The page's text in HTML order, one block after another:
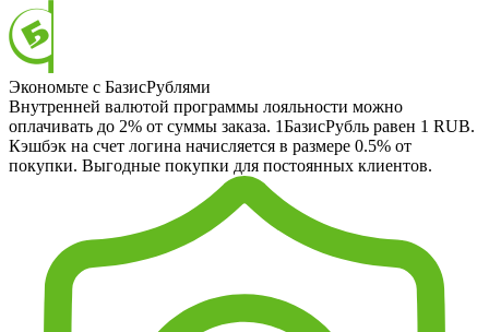
Экономьте с БазисРублями
Внутренней валютой программы лояльности можно
оплачивать до 2% от суммы заказа. 1БазисРубль равен 1 RUB.
Кэшбэк на счет логина начисляется в размере 0.5% от
покупки. Выгодные покупки для постоянных клиентов.